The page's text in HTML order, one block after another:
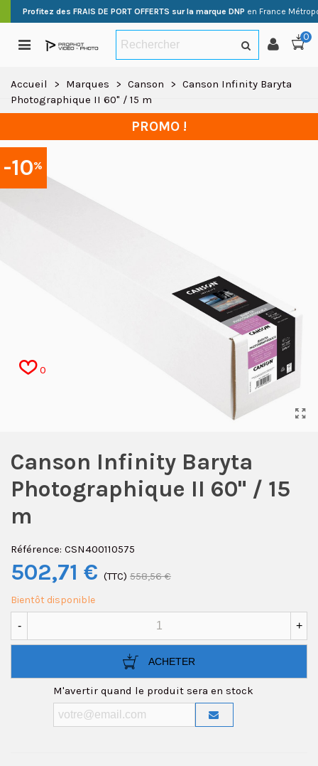
Profitez des FRAIS DE PORT OFFERTS sur la marque DNP en France
0
Accueil > Marques > Canson > Canson Infinity Baryta
Photographique II 60" / 15 m
-10%
PROMO !
0
Canson Infinity Baryta
Photographique II 60" / 15
m
Référence: CSN400110575
502,71 € (TTC) 558,56 €
Bientôt disponible
- +
ACHETER
M'avertir quand le produit sera en stock